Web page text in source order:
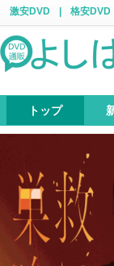
激安DVD 格安DVD
トップ